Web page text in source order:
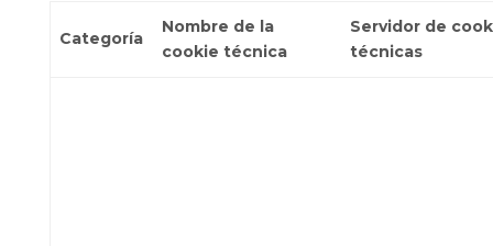
Categoría
Nombre de la
cookie técnica
Servidor de
técnicas